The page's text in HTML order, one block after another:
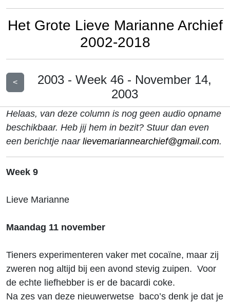
Het Grote Lieve Marianne Archief
2002-2018
<
2003 - Week 46 - November 14,
2003
Helaas, van deze column is nog geen audio opname
beschikbaar. Heb jij hem in bezit? Stuur dan even
een berichtje naar lievemariannearchief@gmail.com.
Week 9
Lieve Marianne
Maandag 11 november
Tieners experimenteren vaker met cocaïne, maar zij
zweren nog altijd bij een avond stevig zuipen. Voor
de echte liefhebber is er de bacardi coke.
Na zes van deze nieuwerwetse baco’s denk je dat je